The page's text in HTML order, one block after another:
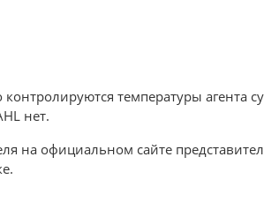
температуры агента
нет.
на официальном сайте